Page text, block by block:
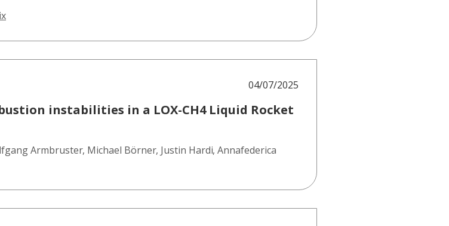
04/07/2025
instabilities in a LOX-CH4 Liquid Rocket
Armbruster, Michael Börner, Justin Hardi, Annafederica